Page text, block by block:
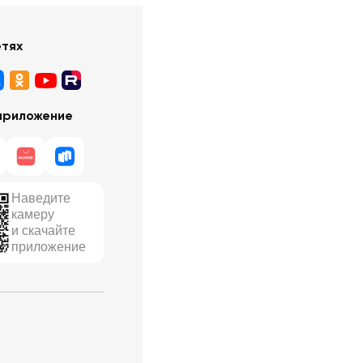
Наведите
камеру
и скачайте
приложение